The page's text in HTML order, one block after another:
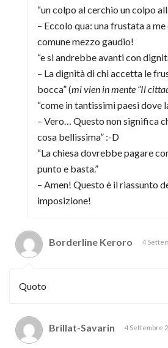
“un colpo al cerchio un colpo
– Eccolo qua: una frustata a
comune mezzo gaudio!
“e si andrebbe avanti con
– La dignità di chi accetta le
bocca” (mi vien in mente “Il
“come in tantissimi paesi dove
– Vero… Questo non significa
cosa bellissima” :-D
“La chiesa dovrebbe pagare
punto e basta.”
– Amen! Questo è il riassunto
imposizione!
Borderline Keroro 4
Quoto
Brillat-Savarin 4 Settembre